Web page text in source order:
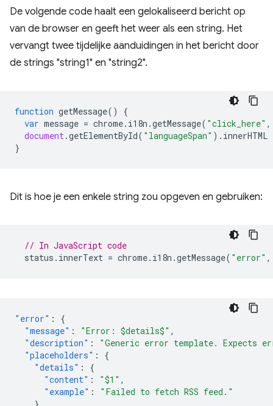
De volgende code haalt een gelokaliseerd bericht op
van de browser en geeft het weer als een string. Het
vervangt twee tijdelijke aanduidingen in het bericht door
de strings "string1" en "string2".
function getMessage()
{
var message = chrome. i18n .getMessage( "click_here" ,
document.getElementById( "languageSpan" ). innerHTML
}
Dit is hoe je een enkele string zou opgeven en gebruiken:
// In JavaScript code
status . innerText = chrome. i18n .getMessage( "error" ,
"error" :
{
"message" : "Error: $details$" ,
"description" :
"Generic error template. Expects
"placeholders" :
{
"details" :
{
"content" : "$1" ,
"example" :
"Failed to fetch RSS feed."